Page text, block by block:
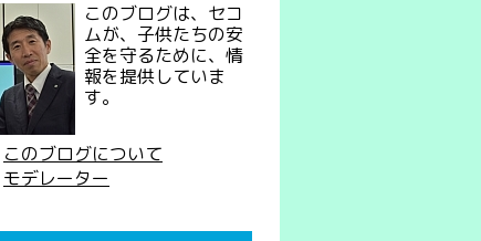
このブログは、セコ
ムが、子供たちの安
全を守るために、情
報を提供していま
す。
このブログについて
モデレーター